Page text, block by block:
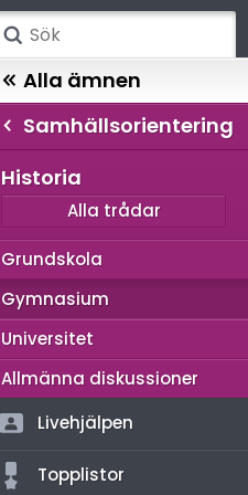
Alla ämnen
Samhällsorientering
Historia
Alla trådar
Grundskola
Gymnasium
Universitet
Allmänna diskussioner
Livehjälpen
Topplistor